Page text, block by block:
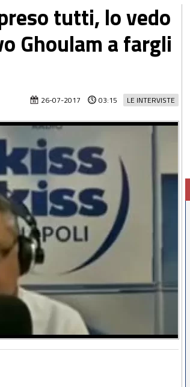
tutti, lo vedo
Ghoulam a fargli
LE INTERVISTE
26-07-2017 03:15